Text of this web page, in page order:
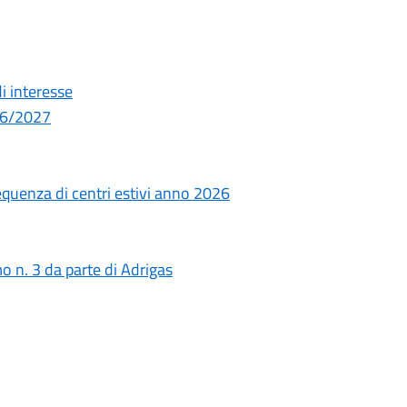
interesse
2027
di centri estivi anno 2026
n. 3 da parte di Adrigas